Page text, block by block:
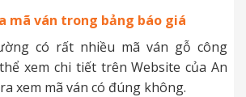
mã ván trong bảng báo giá
có rất nhiều mã ván gỗ công
xem chi tiết trên Website của An
xem mã ván có đúng không.